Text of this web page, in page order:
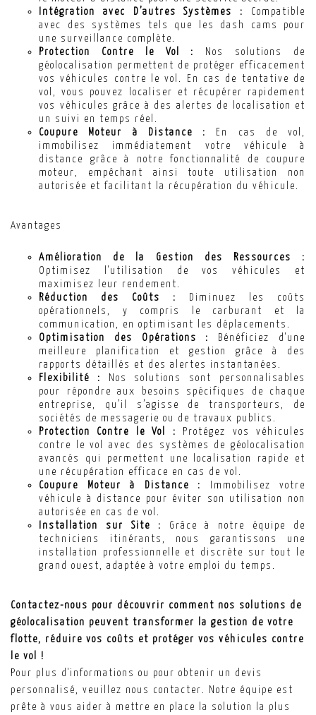
Intégration avec D’autres Systèmes :
Compatible
avec des systèmes tels que les dash cams pour
une surveillance complète.
Protection Contre le Vol :
Nos solutions de
géolocalisation permettent de protéger efficacement
vos véhicules contre le vol. En cas de tentative de
vol, vous pouvez localiser et récupérer rapidement
vos véhicules grâce à des alertes de localisation et
un suivi en temps réel.
Coupure Moteur à Distance :
En cas de vol,
immobilisez immédiatement votre véhicule à
distance grâce à notre fonctionnalité de coupure
moteur, empêchant ainsi toute utilisation non
autorisée et facilitant la récupération du véhicule.
Avantages
Amélioration de la Gestion des Ressources :
Optimisez l'utilisation de vos véhicules et
maximisez leur rendement.
Réduction des Coûts :
Diminuez les coûts
opérationnels, y compris le carburant et la
communication, en optimisant les déplacements.
Optimisation des Opérations :
Bénéficiez d'une
meilleure planification et gestion grâce à des
rapports détaillés et des alertes instantanées.
Flexibilité :
Nos solutions sont personnalisables
pour répondre aux besoins spécifiques de chaque
entreprise, qu’il s’agisse de transporteurs, de
sociétés de messagerie ou de travaux publics.
Protection Contre le Vol :
Protégez vos véhicules
contre le vol avec des systèmes de géolocalisation
avancés qui permettent une localisation rapide et
une récupération efficace en cas de vol.
Coupure Moteur à Distance :
Immobilisez votre
véhicule à distance pour éviter son utilisation non
autorisée en cas de vol.
Installation sur Site :
Grâce à notre équipe de
techniciens itinérants, nous garantissons une
installation professionnelle et discrète sur tout le
grand ouest, adaptée à votre emploi du temps.
Contactez-nous pour découvrir comment nos solutions de
géolocalisation peuvent transformer la gestion de votre
flotte, réduire vos coûts et protéger vos véhicules contre
le vol !
Pour plus d'informations ou pour obtenir un devis
personnalisé, veuillez nous contacter. Notre équipe est
prête à vous aider à mettre en place la solution la plus